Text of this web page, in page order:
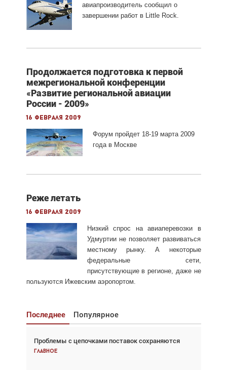
авиапроизводитель сообщил о
завершении работ в Little Rock.
Продолжается подготовка к первой
межрегиональной конференции
«Развитие региональной авиации
России - 2009»
16 февраля 2009
Форум пройдет 18-19 марта 2009
года в Москве
Реже летать
16 февраля 2009
Низкий спрос на авиаперевозки в
Удмуртии не позволяет развиваться
местному рынку. А некоторые
федеральные сети,
присутствующие в регионе, даже не
пользуются Ижевским аэропортом.
Последнее Популярное
Проблемы с цепочками поставок сохраняются
Главное
Взгляд с высоты: тандем вертолётов и БПЛА в
спасательных операциях